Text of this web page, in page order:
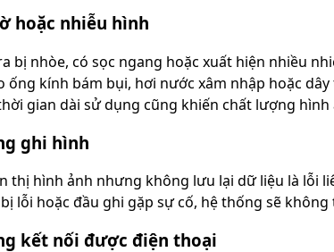
hoặc nhiễu hình
bị nhòe, có sọc ngang hoặc xuất hiện nhiều
ống kính bám bụi, hơi nước xâm nhập hoặc
gian dài sử dụng cũng khiến chất lượng hình
ghi hình
thị hình ảnh nhưng không lưu lại dữ liệu là lỗi
lỗi hoặc đầu ghi gặp sự cố, hệ thống sẽ
kết nối được điện thoại